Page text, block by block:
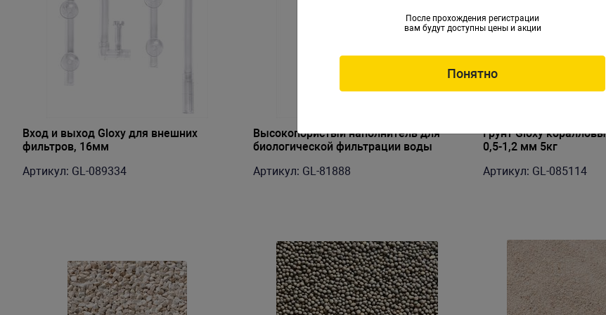
Вход и выход Gloxy для внешних
фильтров, 16мм
Артикул: GL-089334
Высокопористый наполнитель для
биологической фильтрации воды
Артикул: GL-81888
Грунт Gloxy
0,5-1,2 мм 5кг
Артикул: GL-085114
После прохождения регистрации
вам будут доступны цены и акции
Понятно